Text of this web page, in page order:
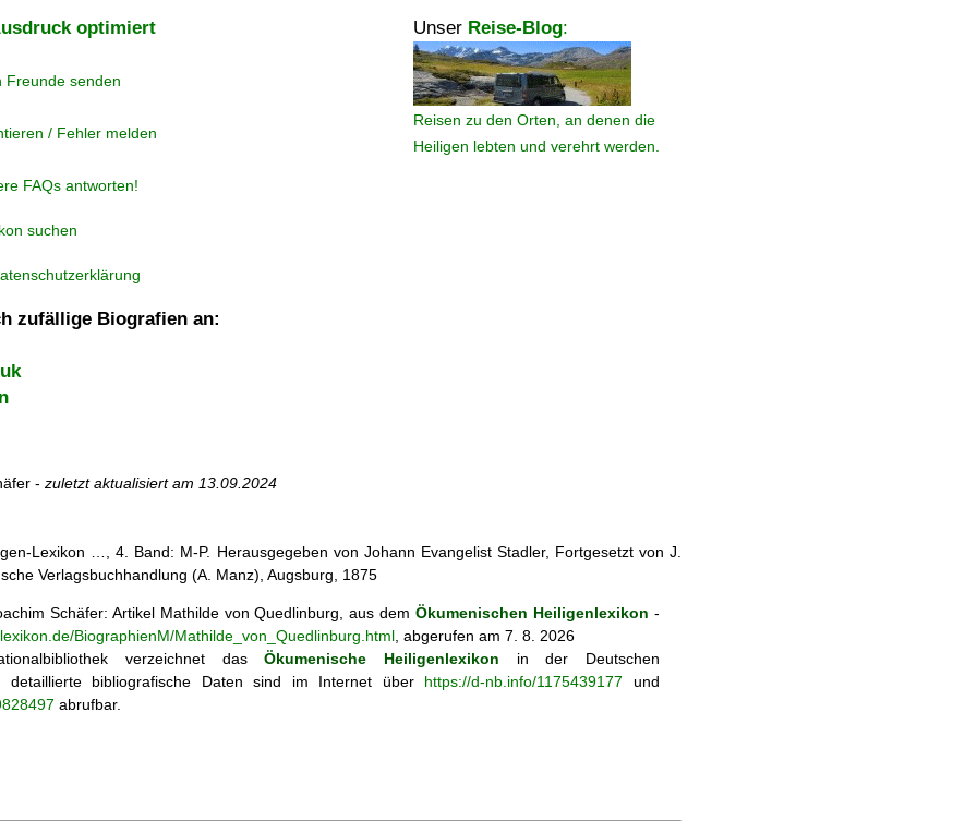
optimiert Unser Reise-Blog:
Reisen zu den Orten, an denen die
Heiligen lebten und verehrt werden.
Freunde senden
/ Fehler melden
FAQs antworten!
suchen
zufällige Biografien an:
- zuletzt aktualisiert am 13.09.2024
Lexikon …, 4. Band: M-P. Herausgegeben von Johann Evangelist Stadler, Fortgesetzt von J.
Verlagsbuchhandlung (A. Manz), Augsburg, 1875
Schäfer: Artikel Mathilde von Quedlinburg, aus demÖkumenischen Heiligenlexikon -
BiographienM/Mathilde_von_Quedlinburg.html, abgerufen am 7. 8. 2026
verzeichnet dasÖkumenische Heiligenlexikon in der Deutschen
detaillierte bibliografische Daten sind im Internet über https://d-nb.info/1175439177 und
abrufbar.